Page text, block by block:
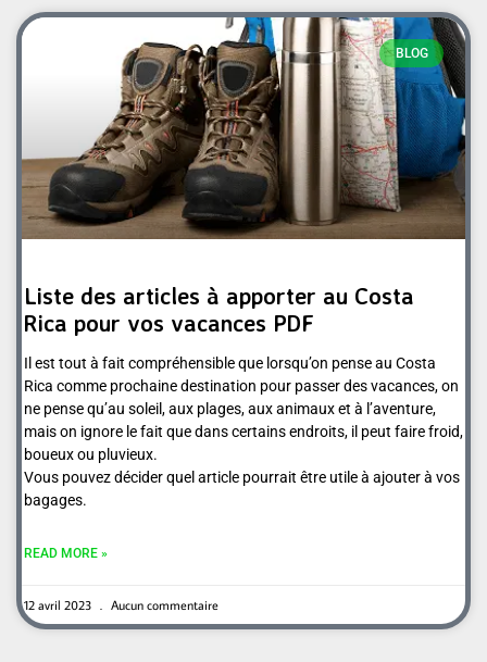
BLOG
Liste des articles à apporter au Costa
Rica pour vos vacances PDF
Il est tout à fait compréhensible que lorsqu’on pense au Costa
Rica comme prochaine destination pour passer des vacances, on
ne pense qu’au soleil, aux plages, aux animaux et à l’aventure,
mais on ignore le fait que dans certains endroits, il peut faire froid,
boueux ou pluvieux.
Vous pouvez décider quel article pourrait être utile à ajouter à vos
bagages.
READ MORE »
12 avril 2023 Aucun commentaire